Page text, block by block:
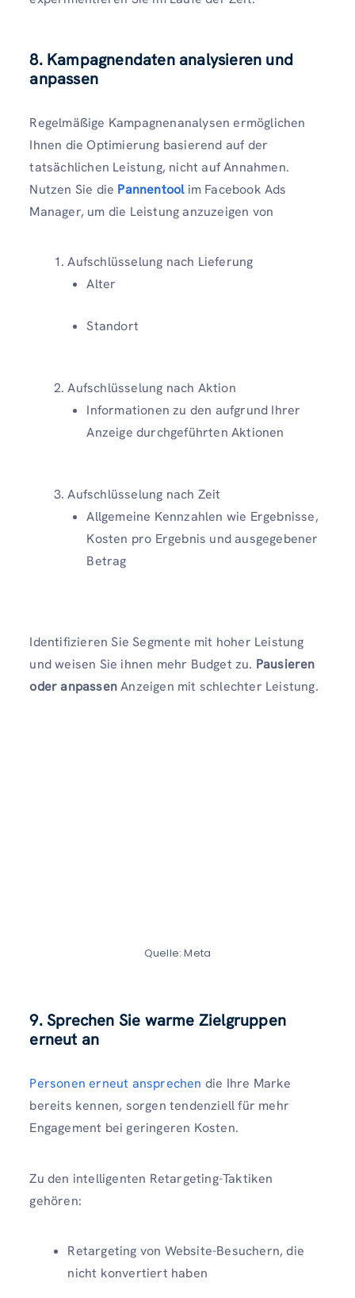
8. Kampagnendaten analysieren und
anpassen
Regelmäßige Kampagnenanalysen ermöglichen
Ihnen die Optimierung basierend auf der
tatsächlichen Leistung, nicht auf Annahmen.
Nutzen Sie die Pannentool im Facebook Ads
Manager, um die Leistung anzuzeigen von
Aufschlüsselung nach Lieferung
Alter
Standort
Aufschlüsselung nach Aktion
Informationen zu den aufgrund Ihrer
Anzeige durchgeführten Aktionen
Aufschlüsselung nach Zeit
Allgemeine Kennzahlen wie Ergebnisse,
Kosten pro Ergebnis und ausgegebener
Betrag
Identifizieren Sie Segmente mit hoher Leistung
und weisen Sie ihnen mehr Budget zu. Pausieren
oder anpassenAnzeigen mit schlechter Leistung.
Quelle: Meta
9. Sprechen Sie warme Zielgruppen
erneut an
Personen erneut ansprechen die Ihre Marke
bereits kennen, sorgen tendenziell für mehr
Engagement bei geringeren Kosten.
Zu den intelligenten Retargeting-Taktiken
gehören:
Retargeting von Website-Besuchern, die
nicht konvertiert haben